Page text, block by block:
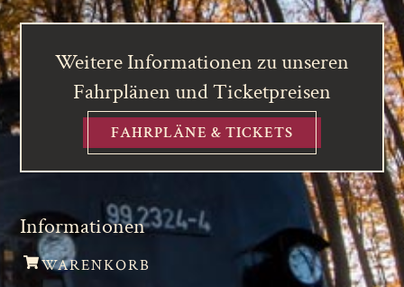
Weitere Informationen zu unseren
Fahrplänen und Ticketpreisen
FAHRPLÄNE & TICKETS
Informationen
WARENKORB